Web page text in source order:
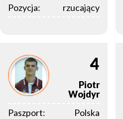
Pozycja:
rzucający
4
Piotr
Wojdyr
Paszport:
Polska